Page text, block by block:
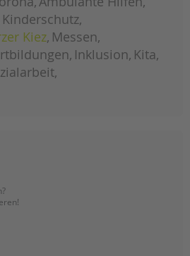
ein
Kinderschutz
Kiez Messen
Inklusion Kita